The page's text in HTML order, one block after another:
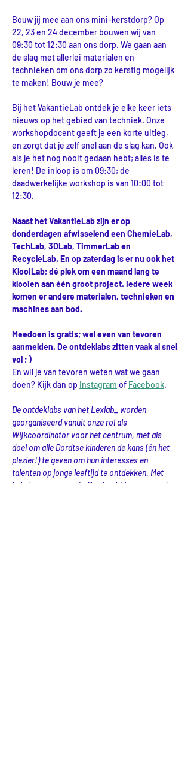
Bouw jij mee aan ons mini-kerstdorp? Op
22, 23 en 24 december bouwen wij van
09:30 tot 12:30 aan ons dorp. We gaan aan
de slag met allerlei materialen en
technieken om ons dorp zo kerstig mogelijk
te maken! Bouw je mee?
Bij het VakantieLab ontdek je elke keer iets
nieuws op het gebied van techniek. Onze
workshopdocent geeft je een korte uitleg,
en zorgt dat je zelf snel aan de slag kan. Ook
als je het nog nooit gedaan hebt; alles is te
leren! De inloop is om 09:30; de
daadwerkelijke workshop is van 10:00 tot
12:30.
Naast het VakantieLab zijn er op
donderdagen afwisselend een ChemieLab,
TechLab, 3DLab, TimmerLab en
RecycleLab. En op zaterdag is er nu ook het
KlooiLab; dé plek om een maand lang te
klooien aan één groot project. Iedere week
komen er andere materialen, technieken en
machines aan bod.
Meedoen is gratis; wel even van tevoren
aanmelden. De ontdeklabs zitten vaak al snel
vol ; )
En wil je van tevoren weten wat we gaan
doen? Kijk dan op Instagram of Facebook.
De ontdeklabs van het Lexlab_ worden
georganiseerd vanuit onze rol als
Wijkcoordinator voor het centrum, met als
doel om alle Dordtse kinderen de kans (én het
plezier!) te geven om hun interesses en
talenten op jonge leeftijd te ontdekken. Met
behulp van gemeente Dordrecht kunnen we de